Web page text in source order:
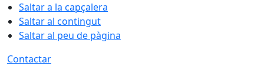
Saltar a la capçalera
Saltar al contingut
Saltar al peu de pàgina
Contactar